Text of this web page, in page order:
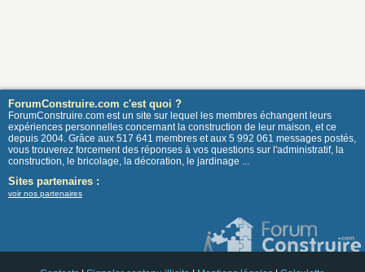
ForumConstruire.com c'est quoi ?
ForumConstruire.com est un site sur lequel les membres échangent leurs
expériences personnelles concernant la construction de leur maison, et ce
depuis 2004. Grâce aux 517 641 membres et aux 5 992 061 messages postés,
vous trouverez forcement des réponses à vos questions sur l'administratif, la
construction, le bricolage, la décoration, le jardinage ...
Sites partenaires :
voir nos partenaires